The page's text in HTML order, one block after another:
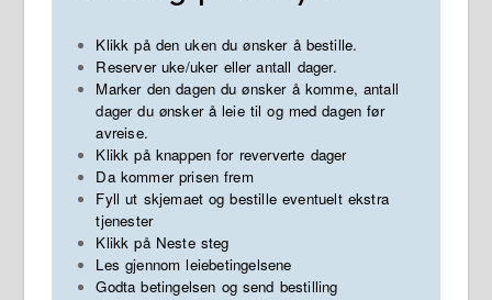
Klikk på den uken du ønsker å bestille.
Reserver uke/uker eller antall dager.
Marker den dagen du ønsker å komme, antall
dager du ønsker å leie til og med dagen før
avreise.
Klikk på knappen for reververte dager
Da kommer prisen frem
Fyll ut skjemaet og bestille eventuelt ekstra
tjenester
Klikk på Neste steg
Les gjennom leiebetingelsene
Godta betingelsen og send bestilling